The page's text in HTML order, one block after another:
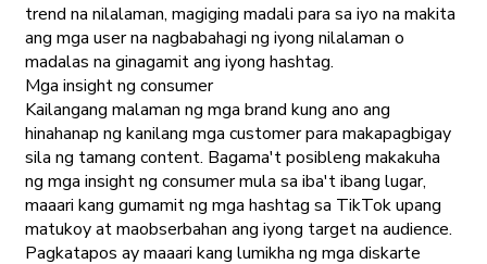
trend na nilalaman, magiging madali para sa iyo na makita
ang mga user na nagbabahagi ng iyong nilalaman o
madalas na ginagamit ang iyong hashtag.
Mga insight ng consumer
Kailangang malaman ng mga brand kung ano ang
hinahanap ng kanilang mga customer para makapagbigay
sila ng tamang content. Bagama't posibleng makakuha
ng mga insight ng consumer mula sa iba't ibang lugar,
maaari kang gumamit ng mga hashtag sa TikTok upang
matukoy at maobserbahan ang iyong target na audience.
Pagkatapos ay maaari kang lumikha ng mga diskarte